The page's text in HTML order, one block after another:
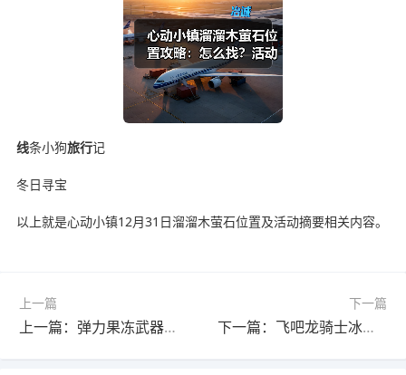
线条小狗旅行记
冬日寻宝
以上就是心动小镇12月31日溜溜木萤石位置及活动摘要相关内容。
上一篇
上一篇：弹力果冻武器选Rh真无脑？高伤害真相大揭秘
下一篇
下一篇：飞吧龙骑士冰符文新龙瑟维亚：命座战神性价比如何？